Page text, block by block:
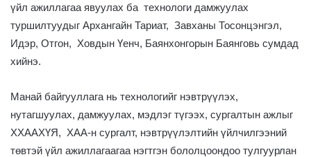
үйл ажиллагаа явуулах ба технологи дамжуулах
туршилтуудыг Архангайн Тариат, Завханы Тосонцэнгэл,
Идэр, Отгон, Ховдын Үенч, Баянхонгорын Баянговь сумдад
хийнэ.
Манай байгууллага нь технологийг нэвтрүүлэх,
нутагшуулах, дамжуулах, мэдлэг түгээх, сургалтын ажлыг
ХХААХҮЯ, ХАА-н сургалт, нэвтрүүлэлтийн үйлчилгээний
төвтэй үйл ажиллагаагаа нэгтгэн бололцоондоо тулгуурлан